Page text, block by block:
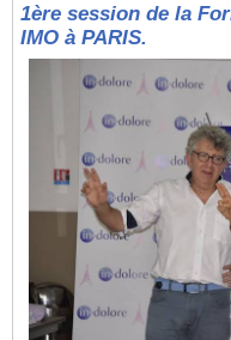
1ère session de la
IMO à PARIS.